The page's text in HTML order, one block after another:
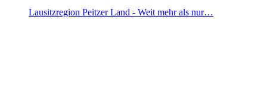
Lausitzregion Peitzer Land - Weit mehr als nur…